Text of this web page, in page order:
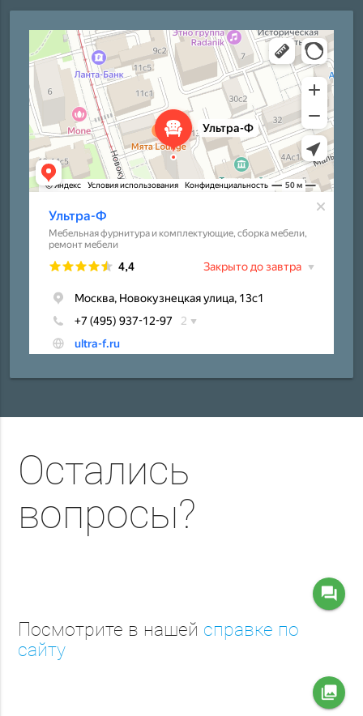
Остались
вопросы?
question_answer
Посмотрите в нашей справке по
сайту
collections